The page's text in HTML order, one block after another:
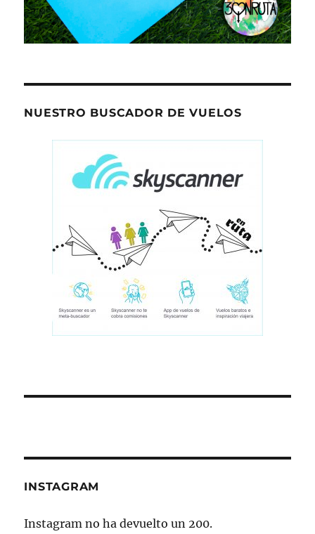
NUESTRO BUSCADOR DE VUELOS
INSTAGRAM
Instagram no ha devuelto un 200.